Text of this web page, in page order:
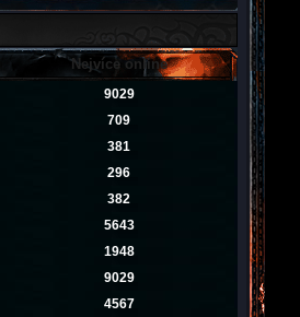
Nejvíce online
9029
709
381
296
382
5643
1948
9029
4567